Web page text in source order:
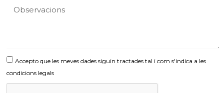
Accepto que les meves dades siguin tractades tal i com s'indica a les
condicions legals